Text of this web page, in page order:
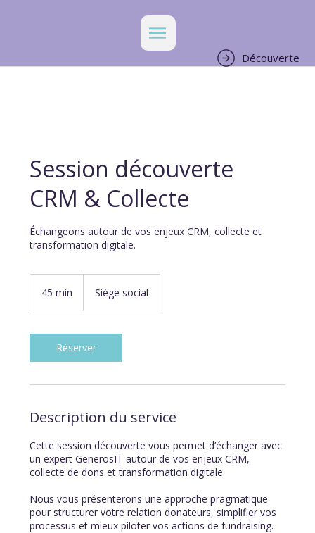
Découverte
Session découverte
CRM & Collecte
Échangeons autour de vos enjeux CRM, collecte et
transformation digitale.
45 min
i
n
Siège social
Réserver
Description du service
Cette session découverte vous permet d’échanger avec
un expert GenerosIT autour de vos enjeux CRM,
collecte de dons et transformation digitale.
Nous vous présenterons une approche pragmatique
pour structurer votre relation donateurs, simplifier vos
processus et mieux piloter vos actions de fundraising.